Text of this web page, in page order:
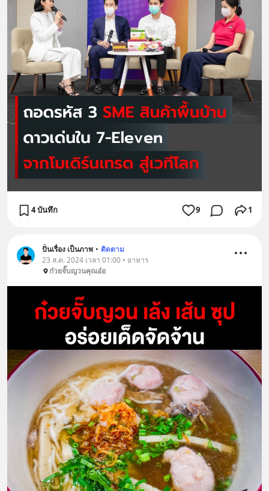
4 บันทึก 9 1
ปั่นเรื่อง เป็นภาพ • ติดตาม
23 ส.ค. 2024 เวลา 01:00 • อาหาร
ก๋วยจั๊บญวนคุณอ๋อ